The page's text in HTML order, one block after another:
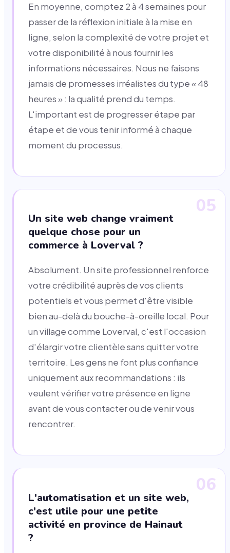
En moyenne, comptez 2 à 4 semaines pour
passer de la réflexion initiale à la mise en
ligne, selon la complexité de votre projet et
votre disponibilité à nous fournir les
informations nécessaires. Nous ne faisons
jamais de promesses irréalistes du type « 48
heures » : la qualité prend du temps.
L'important est de progresser étape par
étape et de vous tenir informé à chaque
moment du processus.
05
Un site web change vraiment
quelque chose pour un
commerce à Loverval ?
Absolument. Un site professionnel renforce
votre crédibilité auprès de vos clients
potentiels et vous permet d'être visible
bien au-delà du bouche-à-oreille local. Pour
un village comme Loverval, c'est l'occasion
d'élargir votre clientèle sans quitter votre
territoire. Les gens ne font plus confiance
uniquement aux recommandations : ils
veulent vérifier votre présence en ligne
avant de vous contacter ou de venir vous
rencontrer.
06
L'automatisation et un site web,
c'est utile pour une petite
activité en province de Hainaut
?